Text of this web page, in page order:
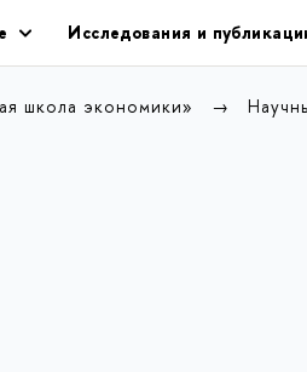
Исследования и
школа экономики»